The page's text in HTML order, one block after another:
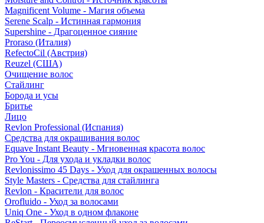
Magnificent Volume - Магия объема
Serene Scalp - Истинная гармония
Supershine - Драгоценное сияние
Proraso (Италия)
RefectoCil (Австрия)
Reuzel (США)
Очищение волос
Стайлинг
Борода и усы
Бритье
Лицо
Revlon Professional (Испания)
Средства для окрашивания волос
Equave Instant Beauty - Мгновенная красота волос
Pro You - Для ухода и укладки волос
Revlonissimo 45 Days - Уход для окрашенных волосы
Style Masters - Средства для стайлинга
Revlon - Красители для волос
Orofluido - Уход за волосами
Uniq One - Уход в одном флаконе